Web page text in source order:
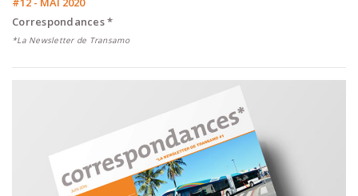
Correspondances *
*La Newsletter de Transamo